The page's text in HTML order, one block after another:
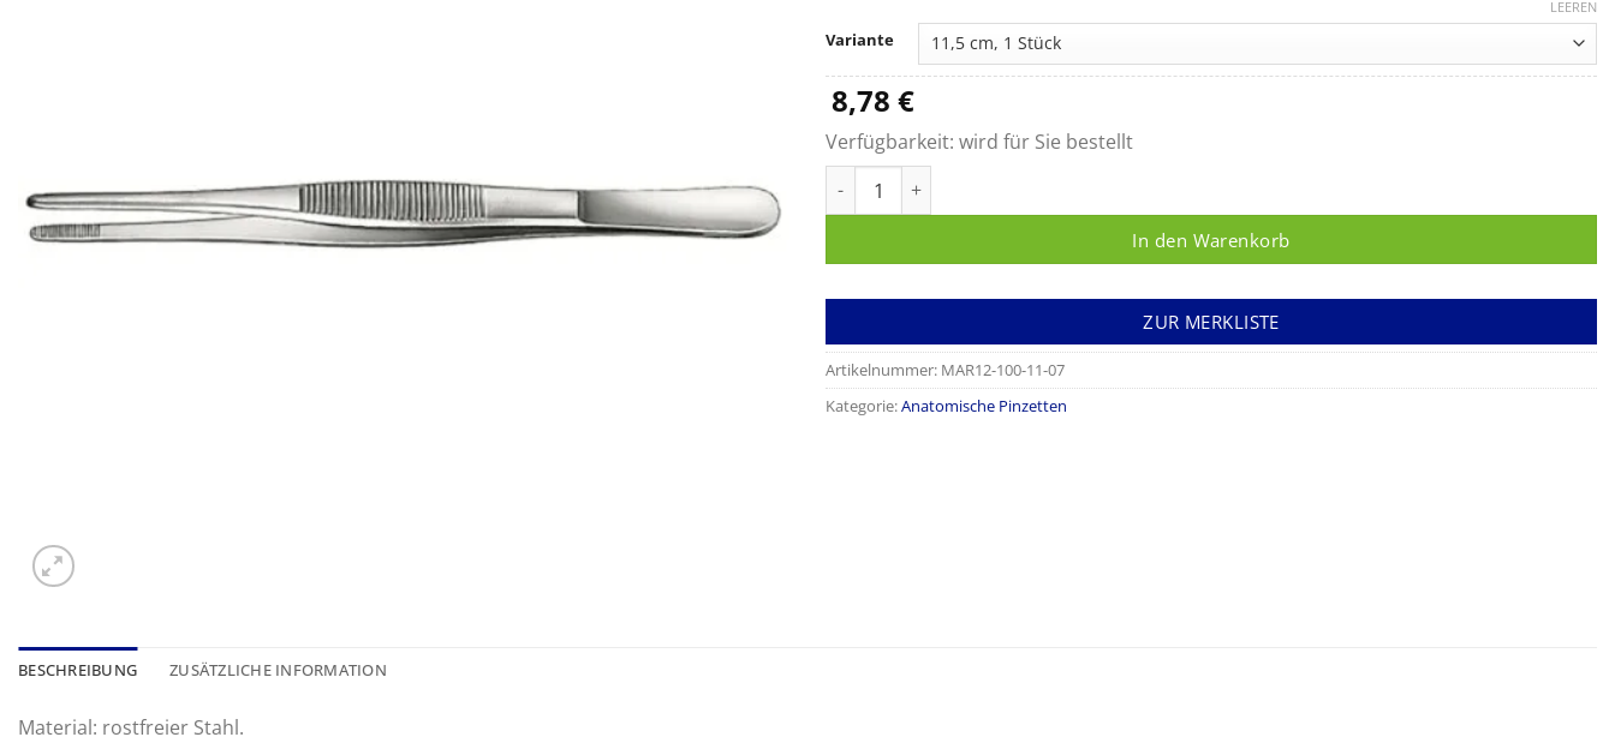
bis
19,45 €
Variante
LEEREN
8,78 €
Verfügbarkeit: wird für Sie bestellt
In den Warenkorb
ZUR MERKLISTE
Artikelnummer: MAR12-100-11-07
Kategorie:Anatomische Pinzetten
BESCHREIBUNG ZUSÄTZLICHE INFORMATION
Material: rostfreier Stahl.